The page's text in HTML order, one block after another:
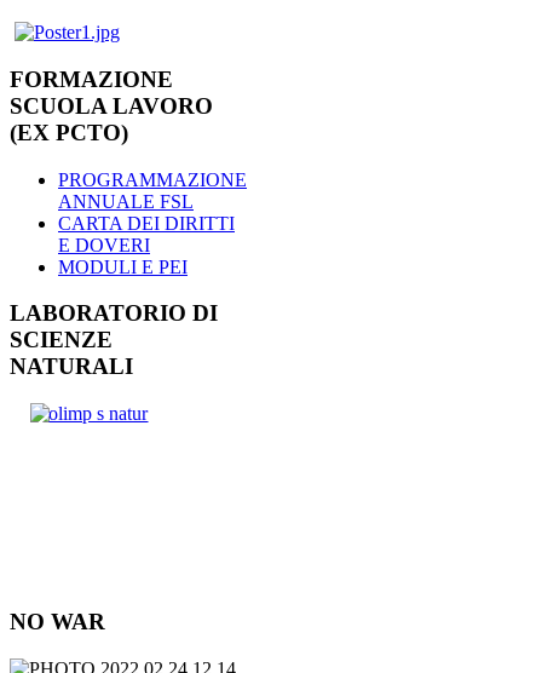
FORMAZIONE
SCUOLA LAVORO
(EX PCTO)
PROGRAMMAZIONE
ANNUALE FSL
CARTA DEI DIRITTI
E DOVERI
MODULI E PEI
LABORATORIO DI
SCIENZE
NATURALI
NO WAR